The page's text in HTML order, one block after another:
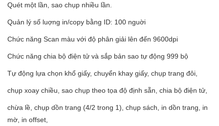
Quét một lần, sao chụp nhiều lần.
Quản lý số luợng in/copy bằng ID: 100 nguời
Chức năng Scan màu với độ phân giải lên đến 9600dpi
Chức năng chia bộ điện tử và sắp bản sao tự động 999 bộ
Tự động lựa chọn khổ giấy, chuyển khay giấy, chụp trang đôi,
chụp xoay chiều, sao chụp theo tọa độ định sẵn, chia bộ điện tử,
chừa lề, chụp dồn trang (4/2 trong 1), chụp sách, in dồn trang, in
mờ, in offset,